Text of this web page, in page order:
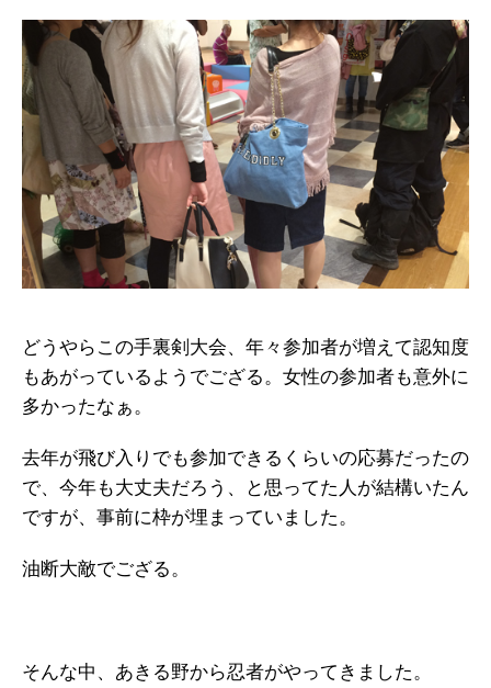
どうやらこの手裏剣大会、年々参加者が増えて認知度
もあがっているようでござる。女性の参加者も意外に
多かったなぁ。
去年が飛び入りでも参加できるくらいの応募だったの
で、今年も大丈夫だろう、と思ってた人が結構いたん
ですが、事前に枠が埋まっていました。
油断大敵でござる。
そんな中、あきる野から忍者がやってきました。